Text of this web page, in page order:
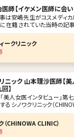
師【イケメン医師に会
は安嶋先生がコスメディカ
在籍されていた当時の記事
会いたい!」第十回は美容
構えるコスメディカルクリ
る）先生です。 形成外科で長年経験を積
ークリニック
ニック 山本理沙医師【
】
美人女医インタビュー」第
るシノワクリニック（
と りさ）先生です。 クマ取
。美容皮膚科から美容外科
（CHINOWA CLINIC）